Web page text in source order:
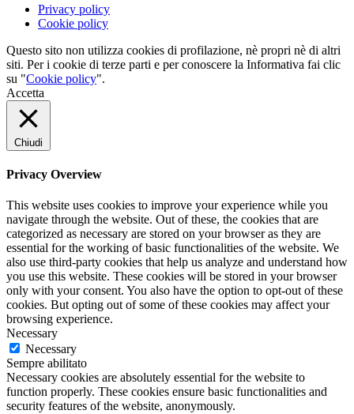
Privacy policy
Cookie policy
Questo sito non utilizza cookies di profilazione, nè propri nè di altri
siti. Per i cookie di terze parti e per conoscere la Informativa fai clic
su "Cookie policy".
Accetta
Chiudi
Privacy Overview
This website uses cookies to improve your experience while you
navigate through the website. Out of these, the cookies that are
categorized as necessary are stored on your browser as they are
essential for the working of basic functionalities of the website. We
also use third-party cookies that help us analyze and understand how
you use this website. These cookies will be stored in your browser
only with your consent. You also have the option to opt-out of these
cookies. But opting out of some of these cookies may affect your
browsing experience.
Necessary
Necessary
Sempre abilitato
Necessary cookies are absolutely essential for the website to
function properly. These cookies ensure basic functionalities and
security features of the website, anonymously.